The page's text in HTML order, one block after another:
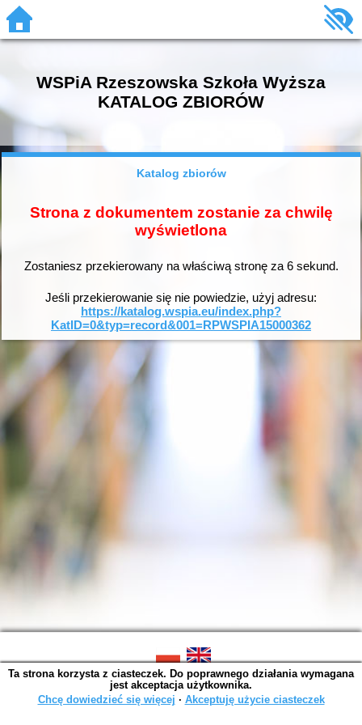
WSPiA Rzeszowska Szkoła Wyższa
KATALOG ZBIORÓW
Katalog zbiorów
Strona z dokumentem zostanie za chwilę
wyświetlona
Zostaniesz przekierowany na właściwą stronę za 6sekund.
Jeśli przekierowanie się nie powiedzie, użyj adresu:
https://katalog.wspia.eu/index.php?
KatID=0&typ=record&001=RPWSPIA15000362
SOWA OPAC v. 6.11.10 (2026-07-24)
Wygenerowano w 0,0044 s.
Ta strona korzysta z ciasteczek. Do poprawnego działania wymagana
jest akceptacja użytkownika.
Chcę dowiedzieć się więcej ∙ Akceptuję użycie ciasteczek